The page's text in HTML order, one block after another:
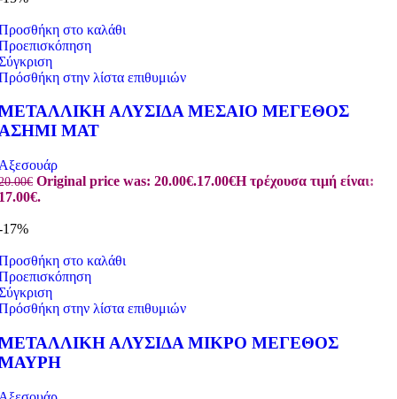
στο καλάθι
στην λίστα επιθυμιών
ΑΛΥΣΙΔΑ ΜΕΣΑΙΟ ΜΕΓΕΘΟΣ
ΜΑΤ
€ Original price was: 20.00€.17.00€Η τρέχουσα τιμή είναι:
17%
στο καλάθι
στην λίστα επιθυμιών
ΑΛΥΣΙΔΑ ΜΙΚΡΟ ΜΕΓΕΘΟΣ